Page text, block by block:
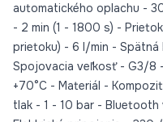
automatického oplachu -
- 2 min (1 - 1800 s) -
prietoku) - 6 l/min - Spätná
Spojovacia veľkosť - G3/8
+70°C - Materiál -
tlak - 1 - 10 bar -